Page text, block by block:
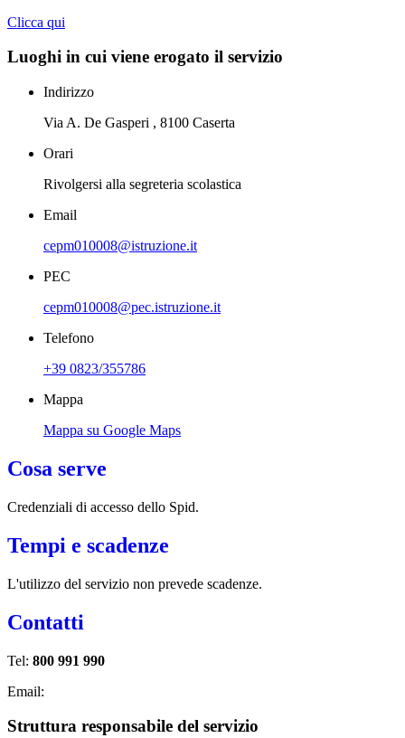
Clicca qui
Luoghi in cui viene erogato il servizio
Indirizzo
Via A. De Gasperi , 8100 Caserta
Orari
Rivolgersi alla segreteria scolastica
Email
cepm010008@istruzione.it
PEC
cepm010008@pec.istruzione.it
Telefono
+39 0823/355786
Mappa
Mappa su Google Maps
Cosa serve
Credenziali di accesso dello Spid.
Tempi e scadenze
L'utilizzo del servizio non prevede scadenze.
Contatti
Tel: 800 991 990
Email:
Struttura responsabile del servizio